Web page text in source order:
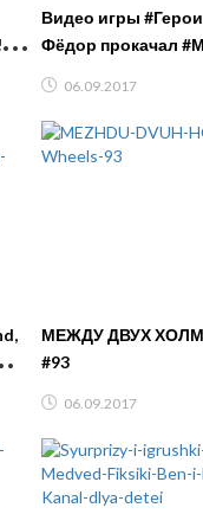
Видео игры
Фёдор прокачал
06.09.2017
МЕЖДУ ДВУХ
#93
06.09.2017